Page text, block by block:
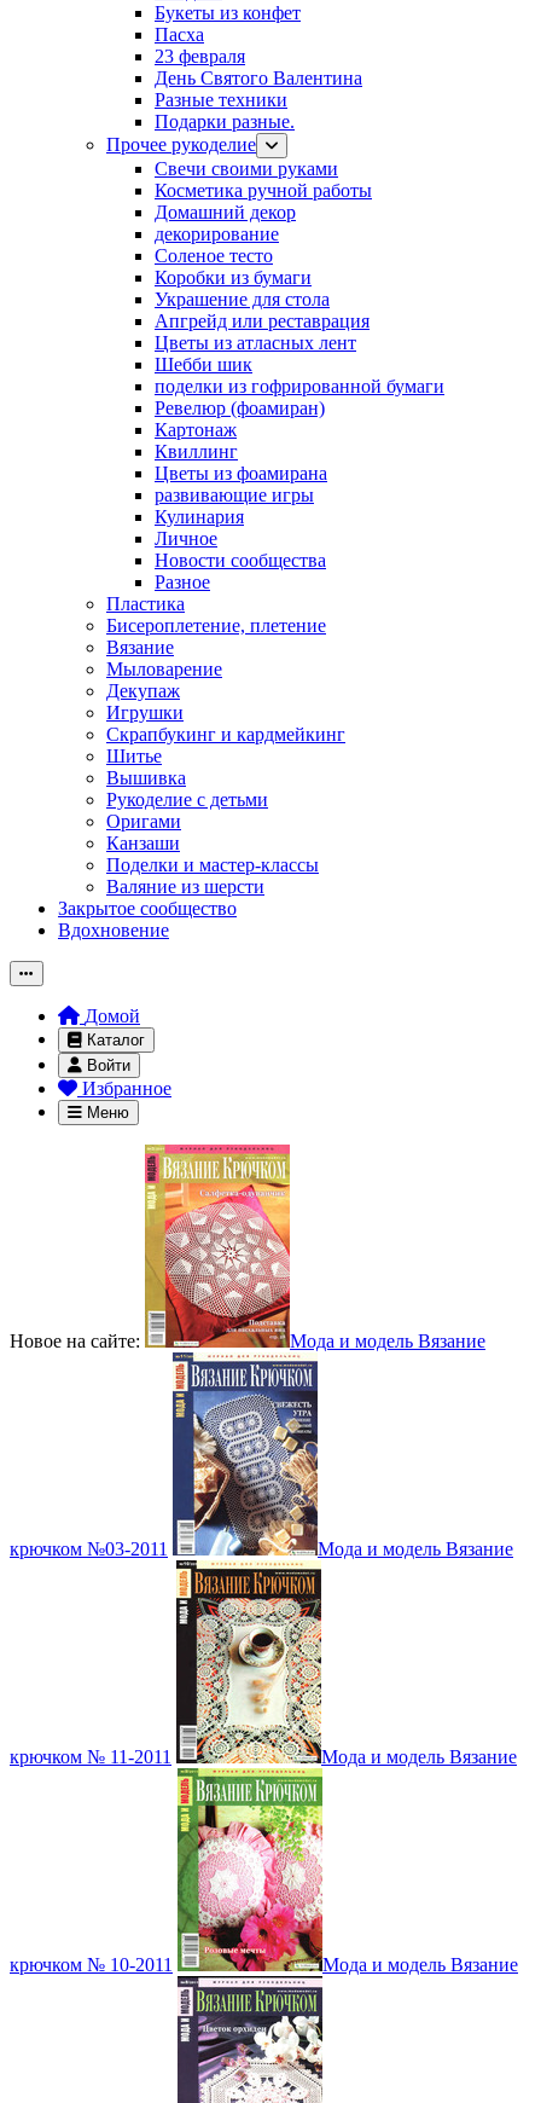
Букеты из конфет
Пасха
23 февраля
День Святого Валентина
Разные техники
Подарки разные.
Прочее рукоделие
Свечи своими руками
Косметика ручной работы
Домашний декор
декорирование
Соленое тесто
Коробки из бумаги
Украшение для стола
Апгрейд или реставрация
Цветы из атласных лент
Шебби шик
поделки из гофрированной бумаги
Ревелюр (фоамиран)
Картонаж
Квиллинг
Цветы из фоамирана
развивающие игры
Кулинария
Личное
Новости сообщества
Разное
Пластика
Бисероплетение, плетение
Вязание
Мыловарение
Декупаж
Игрушки
Скрапбукинг и кардмейкинг
Шитье
Вышивка
Рукоделие с детьми
Оригами
Канзаши
Поделки и мастер-классы
Валяние из шерсти
Закрытое сообщество
Вдохновение
Домой
Каталог
Войти
Избранное
Меню
Новое на сайте: Мода и модель Вязание
крючком №03-2011 Мода и модель Вязание
крючком № 11-2011 Мода и модель Вязание
крючком № 10-2011 Мода и модель Вязание